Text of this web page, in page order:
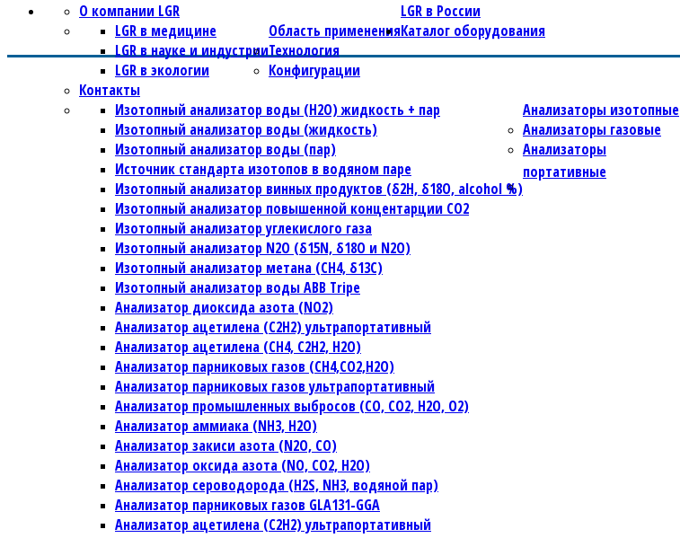
LGR в России
О компании LGR
Область применения
LGR в медицине
LGR в науке и индустрии
LGR в экологии
Технология
Конфигурации
Контакты
Каталог оборудования
Анализаторы изотопные
Изотопный анализатор воды (Н2О) жидкость + пар
Изотопный анализатор воды (жидкость)
Изотопный анализатор воды (пар)
Источник стандарта изотопов в водяном паре
Изотопный анализатор винных продуктов (δ2H, δ18O, alcohol %)
Изотопный анализатор повышенной концентарции CO2
Изотопный анализатор углекислого газа
Изотопный анализатор N2O (δ15N, δ18O и N2O)
Изотопный анализатор метана (CH4, δ13C)
Изотопный анализатор воды ABB Tripe
Анализаторы газовые
Анализатор диоксида азота (NO2)
Анализатор ацетилена (C2H2) ультрапортативный
Анализатор ацетилена (CH4, C2H2, H2O)
Анализатор парниковых газов (CH4,CO2,H2O)
Анализатор парниковых газов ультрапортативный
Анализатор промышленных выбросов (CO, CO2, H2O, O2)
Анализатор аммиака (NH3, H2O)
Анализатор закиси азота (N2O, CO)
Анализатор оксида азота (NO, CO2, H2O)
Анализатор сероводорода (H2S, NH3, водяной пар)
Анализатор парниковых газов GLA131-GGA
Анализаторы
портативные
Анализатор ацетилена (C2H2) ультрапортативный